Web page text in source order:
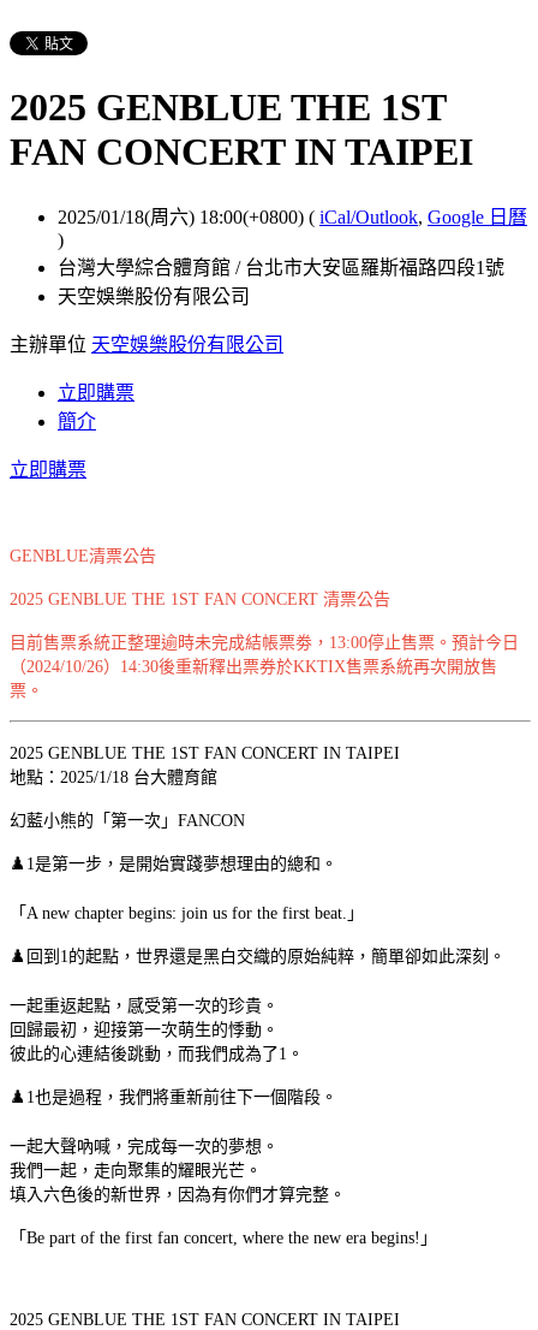
2025 GENBLUE THE 1ST
FAN CONCERT IN TAIPEI
2025/01/18(周六) 18:00(+0800) ( iCal/Outlook, Google 日曆
)
台灣大學綜合體育館 / 台北市大安區羅斯福路四段1號
天空娛樂股份有限公司
主辦單位 天空娛樂股份有限公司
立即購票
簡介
立即購票
GENBLUE清票公告
2025 GENBLUE THE 1ST FAN CONCERT 清票公告
目前售票系統正整理逾時未完成結帳票劵，13:00停止售票。預計今日
（2024/10/26）14:30後重新釋出票券於KKTIX售票系統再次開放售
票。
2025 GENBLUE THE 1ST FAN CONCERT IN TAIPEI
地點：2025/1/18 台大體育館
幻藍小熊的「第一次」FANCON
♟️1是第一步，是開始實踐夢想理由的總和。
「A new chapter begins: join us for the first beat.」
♟️回到1的起點，世界還是黑白交織的原始純粹，簡單卻如此深刻。
一起重返起點，感受第一次的珍貴。
回歸最初，迎接第一次萌生的悸動。
彼此的心連結後跳動，而我們成為了1。
♟️1也是過程，我們將重新前往下一個階段。
一起大聲吶喊，完成每一次的夢想。
我們一起，走向聚集的耀眼光芒。
填入六色後的新世界，因為有你們才算完整。
「Be part of the first fan concert, where the new era begins!」
2025 GENBLUE THE 1ST FAN CONCERT IN TAIPEI